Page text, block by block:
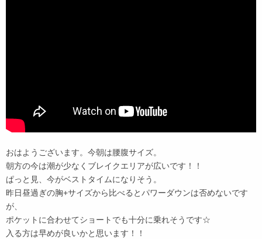
おはようございます。今朝は腰腹サイズ。
朝方の今は潮が少なくブレイクエリアが広いです！！
ぱっと見、今がベストタイムになりそう。
昨日昼過ぎの胸+サイズから比べるとパワーダウンは否めないです
が、
ポケットに合わせてショートでも十分に乗れそうです☆
入る方は早めが良いかと思います！！